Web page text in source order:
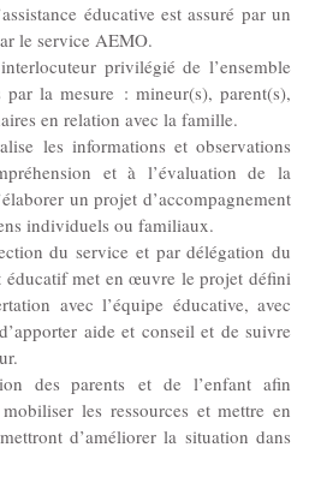
éducative est assuré par un
le service AEMO.
privilégié de l’ensemble
par la mesure : mineur(s), parent(s),
en relation avec la famille.
les informations et observations
et à l’évaluation de la
un projet d’accompagnement
individuels ou familiaux.
du service et par délégation du
éducatif met en œuvre le projet défini
avec l’équipe éducative, avec
aide et conseil et de suivre
des parents et de l’enfant afin
les ressources et mettre en
d’améliorer la situation dans